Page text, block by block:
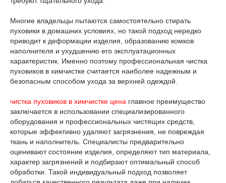
Многие владельцы пытаются самостоятельно стирать
пуховики в домашних условиях, но такой подход нередко
приводит к деформации изделия, образованию комков
наполнителя и ухудшению его эксплуатационных
характеристик. Именно поэтому профессиональная чистка
пуховиков в химчистке считается наиболее надежным и
безопасным способом ухода за верхней одеждой.
чистка пуховиков в химчистке цена главное преимущество
заключается в использовании специализированного
оборудования и профессиональных чистящих средств,
которые эффективно удаляют загрязнения, не повреждая
ткань и наполнитель. Специалисты предварительно
оценивают состояние изделия, определяют тип материала,
характер загрязнений и подбирают оптимальный способ
обработки. Такой индивидуальный подход позволяет